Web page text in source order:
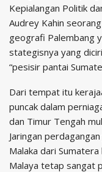
Kepialangan Politik
Audrey Kahin
geografi Palembang
stategisnya yang
“pesisir pantai
Dari tempat itu
puncak dalam
dan Timur Tengah
Jaringan
Malaka dari
Malaya tetap sangat